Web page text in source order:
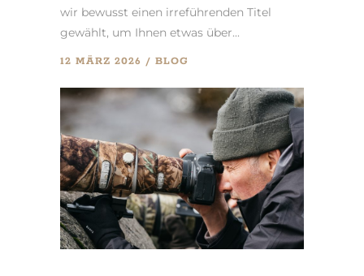
wir bewusst einen irreführenden Titel
gewählt, um Ihnen etwas über...
12 MÄRZ 2026 BLOG